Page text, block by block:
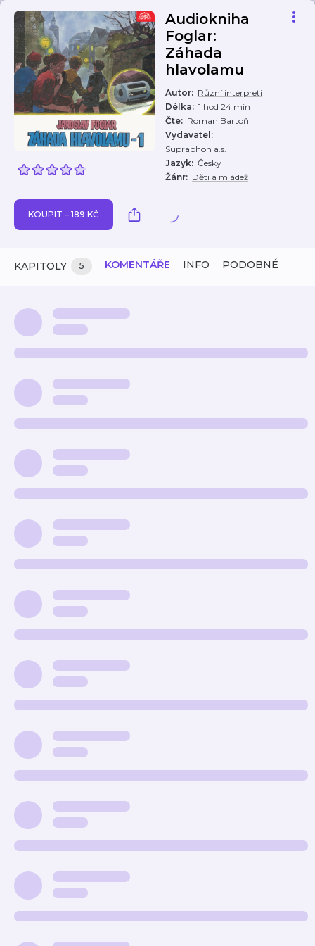
Audiokniha
Foglar:
Záhada
hlavolamu
Autor: Různí interpreti
Délka: 1 hod 24 min
Čte: Roman Bartoň
Vydavatel :
Supraphon a.s.
Jazyk: Česky
Žánr: Děti a mládež
KOUPIT – 189 KČ
KAPITOLY 5 KOMENTÁŘE INFO PODOBNÉ